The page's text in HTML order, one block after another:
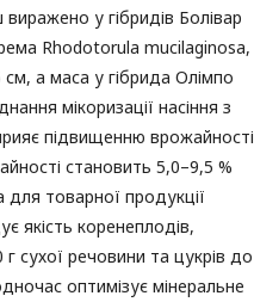
у гібридів Болівар
Rhodotorula mucilaginosa,
а маса у гібрида Олімпо
мікоризації насіння з
підвищенню врожайності
становить 5,0–9,5 %
для товарної продукції
якість коренеплодів,
сухої речовини та цукрів до
оптимізує мінеральне